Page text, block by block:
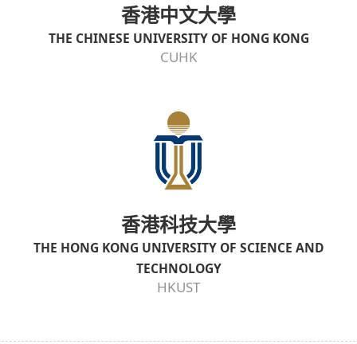
香港中文大學
THE CHINESE UNIVERSITY OF HONG KONG
CUHK
香港科技大學
THE HONG KONG UNIVERSITY OF SCIENCE AND
TECHNOLOGY
HKUST